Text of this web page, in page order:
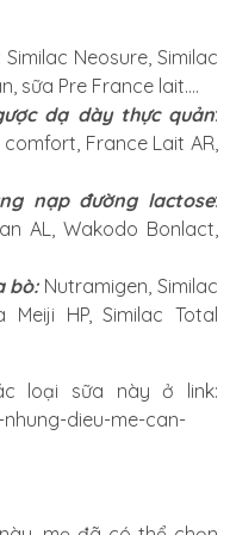
: Similac Neosure, Similac
sữa Pre France lait….
dạ dày thực quản:
France Lait AR,
nạp đường lactose:
AL, Wakodo Bonlact,
bò:Nutramigen, Similac
Meiji HP, Similac Total
loại sữa này ở link:
dieu-me-can-